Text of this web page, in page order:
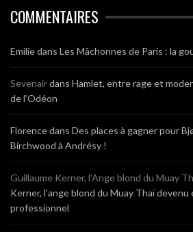
COMMENTAIRES
Emiliedans Les Mâchonnes de Paris : la
Sevenairdans Hamlet, entre rage et
de l’Odéon
Florencedans Des places à gagner pour
Birchwood à Andrésy !
Guillaume Kerner, l’Ange blond du Muay
Kerner, l’ange blond du Muay Thaï
professionnel